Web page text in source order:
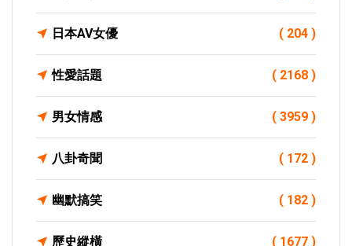
日本AV女優 ( 204 )
性愛話題 ( 2168 )
男女情感 ( 3959 )
八卦奇聞 ( 172 )
幽默搞笑 ( 182 )
歷史縱橫 ( 1677 )